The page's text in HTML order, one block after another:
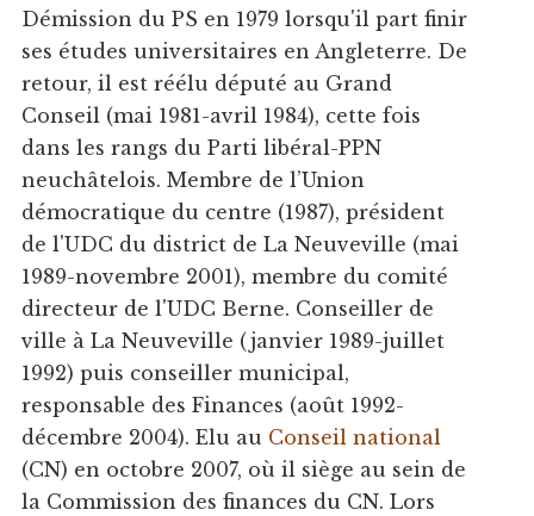
Démission du PS en 1979 lorsqu'il part finir
ses études universitaires en Angleterre. De
retour, il est réélu député au Grand
Conseil (mai 1981-avril 1984), cette fois
dans les rangs du Parti libéral-PPN
neuchâtelois. Membre de l’Union
démocratique du centre (1987), président
de l'UDC du district de La Neuveville (mai
1989-novembre 2001), membre du comité
directeur de l'UDC Berne. Conseiller de
ville à La Neuveville (janvier 1989-juillet
1992) puis conseiller municipal,
responsable des Finances (août 1992-
décembre 2004). Elu au Conseil national
(CN) en octobre 2007, où il siège au sein de
la Commission des finances du CN. Lors